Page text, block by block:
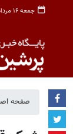
جمعه ۱۶ مرداد ۱۴۰۵
صفحه